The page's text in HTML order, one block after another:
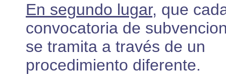
En segundo lugar, que
convocatoria de
se tramita a través de un
procedimiento diferente.